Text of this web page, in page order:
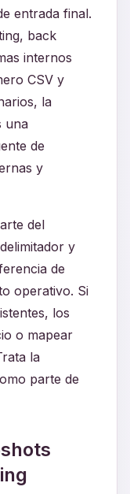
entrada final.
back
internos
CSV y
la
una
de
y
del
y
de
operativo. Si
los
o mapear
la
parte de